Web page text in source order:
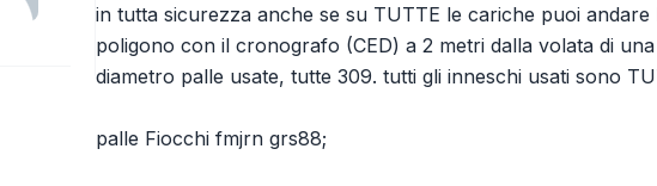
in tutta sicurezza anche se su TUTTE le cariche puoi
poligono con il cronografo (CED) a 2 metri dalla volata di
diametro palle usate, tutte 309. tutti gli inneschi usati sono
palle Fiocchi fmjrn grs88;